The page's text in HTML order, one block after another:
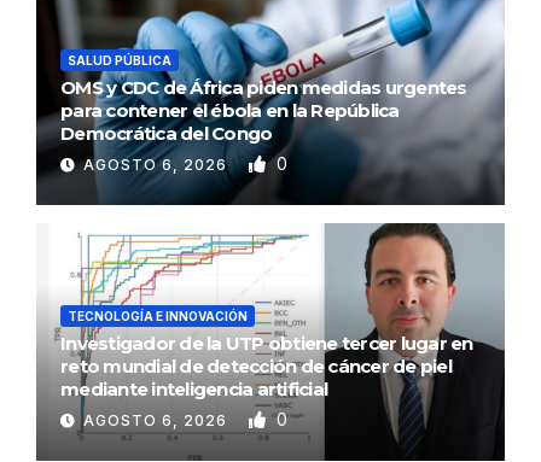
SALUD PÚBLICA
OMS y CDC de África piden medidas urgentes
para contener el ébola en la República
Democrática del Congo
AGOSTO 6, 2026 0
TECNOLOGÍA E INNOVACIÓN
Investigador de la UTP obtiene tercer lugar en
reto mundial de detección de cáncer de piel
mediante inteligencia artificial
AGOSTO 6, 2026 0